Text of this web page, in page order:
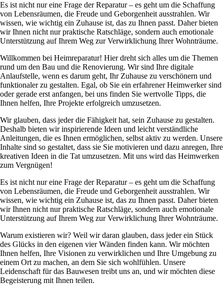
Es ist nicht nur eine Frage der Reparatur – es geht um die Schaffung
von Lebensräumen, die Freude und Geborgenheit ausstrahlen. Wir
wissen, wie wichtig ein Zuhause ist, das zu Ihnen passt. Daher bieten
wir Ihnen nicht nur praktische Ratschläge, sondern auch emotionale
Unterstützung auf Ihrem Weg zur Verwirklichung Ihrer Wohnträume.
Willkommen bei Heimreparatur! Hier dreht sich alles um die Themen
rund um den Bau und die Renovierung. Wir sind Ihre digitale
Anlaufstelle, wenn es darum geht, Ihr Zuhause zu verschönern und
funktionaler zu gestalten. Egal, ob Sie ein erfahrener Heimwerker sind
oder gerade erst anfangen, bei uns finden Sie wertvolle Tipps, die
Ihnen helfen, Ihre Projekte erfolgreich umzusetzen.
Wir glauben, dass jeder die Fähigkeit hat, sein Zuhause zu gestalten.
Deshalb bieten wir inspirierende Ideen und leicht verständliche
Anleitungen, die es Ihnen ermöglichen, selbst aktiv zu werden. Unsere
Inhalte sind so gestaltet, dass sie Sie motivieren und dazu anregen, Ihre
kreativen Ideen in die Tat umzusetzen. Mit uns wird das Heimwerken
zum Vergnügen!
Es ist nicht nur eine Frage der Reparatur – es geht um die Schaffung
von Lebensräumen, die Freude und Geborgenheit ausstrahlen. Wir
wissen, wie wichtig ein Zuhause ist, das zu Ihnen passt. Daher bieten
wir Ihnen nicht nur praktische Ratschläge, sondern auch emotionale
Unterstützung auf Ihrem Weg zur Verwirklichung Ihrer Wohnträume.
Warum existieren wir? Weil wir daran glauben, dass jeder ein Stück
des Glücks in den eigenen vier Wänden finden kann. Wir möchten
Ihnen helfen, Ihre Visionen zu verwirklichen und Ihre Umgebung zu
einem Ort zu machen, an dem Sie sich wohlfühlen. Unsere
Leidenschaft für das Bauwesen treibt uns an, und wir möchten diese
Begeisterung mit Ihnen teilen.